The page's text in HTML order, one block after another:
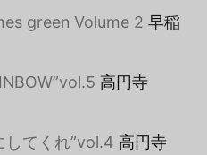
green Volume 2 早稲
高円寺
してくれ”vol.4 高円寺